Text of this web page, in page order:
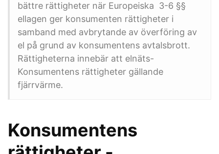
bättre rättigheter när Europeiska 3-6 §§
ellagen ger konsumenten rättigheter i
samband med avbrytande av överföring av
el på grund av konsumentens avtalsbrott.
Rättigheterna innebär att elnäts-
Konsumentens rättigheter gällande
fjärrvärme.
Konsumentens